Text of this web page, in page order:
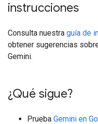
instrucciones
Consulta nuestra guía de
obtener sugerencias
Gemini.
¿Qué sigue?
Prueba Gemini en